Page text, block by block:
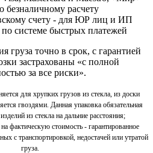
безналичному расчету
счету - для ЮР лиц и ИП
системе быстрых платежей
груза точно в срок, с гарантией
застрахованы «с полной
за все риски».
для хрупких грузов из стекла, из доски
гвоздями. Данная упаковка обязательная
из стекла на дальние расстояния;
фактическую стоимость - гарантированное
с транспортировкой, недостачей или утратой
груза.